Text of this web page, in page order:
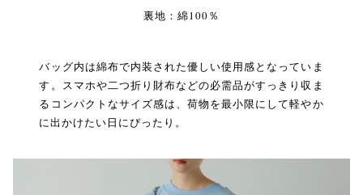
裏地：綿100％
バッグ内は綿布で内装された優しい使用感となっていま
す。スマホや二つ折り財布などの必需品がすっきり収ま
るコンパクトなサイズ感は、荷物を最小限にして軽やか
に出かけたい日にぴったり。